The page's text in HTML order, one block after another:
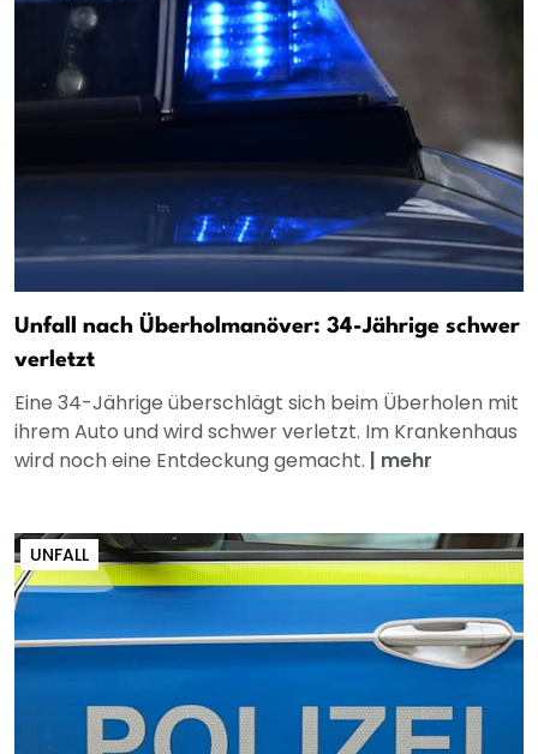
Unfall nach Überholmanöver: 34-Jährige schwer
verletzt
Eine 34-Jährige überschlägt sich beim Überholen mit
ihrem Auto und wird schwer verletzt. Im Krankenhaus
wird noch eine Entdeckung gemacht. | mehr
UNFALL